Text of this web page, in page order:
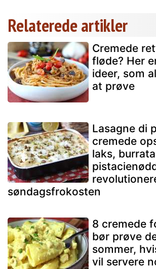
Relaterede artikler
Cremede
fløde? Her
ideer, som
at prøve
Lasagne di
cremede
laks,
søndagsfrokosten
8 cremede
bør prøve
sommer,
vil servere